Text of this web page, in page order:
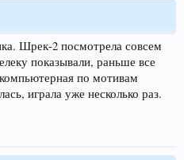
Шрек-2 посмотрела совсем
показывали, раньше все
по мотивам
играла уже несколько раз.